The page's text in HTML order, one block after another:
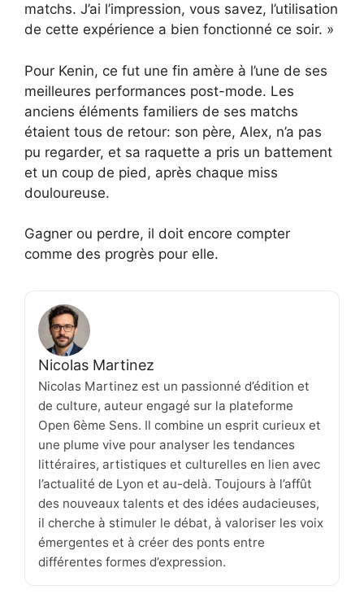
matchs. J’ai l’impression, vous savez, l’utilisation
de cette expérience a bien fonctionné ce soir. »
Pour Kenin, ce fut une fin amère à l’une de ses
meilleures performances post-mode. Les
anciens éléments familiers de ses matchs
étaient tous de retour: son père, Alex, n’a pas
pu regarder, et sa raquette a pris un battement
et un coup de pied, après chaque miss
douloureuse.
Gagner ou perdre, il doit encore compter
comme des progrès pour elle.
Nicolas Martinez
Nicolas Martinez est un passionné d’édition et
de culture, auteur engagé sur la plateforme
Open 6ème Sens. Il combine un esprit curieux et
une plume vive pour analyser les tendances
littéraires, artistiques et culturelles en lien avec
l’actualité de Lyon et au-delà. Toujours à l’affût
des nouveaux talents et des idées audacieuses,
il cherche à stimuler le débat, à valoriser les voix
émergentes et à créer des ponts entre
différentes formes d’expression.